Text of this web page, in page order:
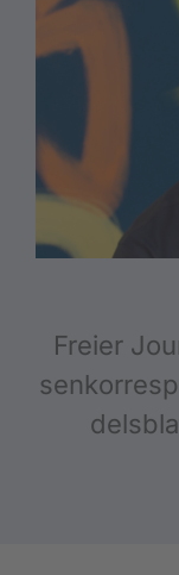
Frei­er